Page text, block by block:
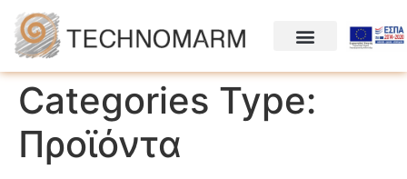
Categories Type:
Προϊόντα